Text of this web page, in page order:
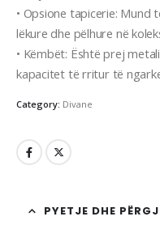
• Opsione tapicerie:
lëkure dhe pëlhure në
• Këmbët: Është prej
kapacitet të rritur të
Category: Divane
PYETJE DHE